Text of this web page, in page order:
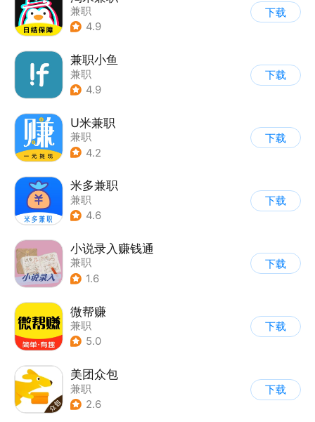
兼职
4.9
下载
兼职小鱼
兼职
4.9
下载
U米兼职
兼职
4.2
下载
米多兼职
兼职
4.6
下载
小说录入赚钱通
兼职
1.6
下载
微帮赚
兼职
5.0
下载
美团众包
兼职
2.6
下载